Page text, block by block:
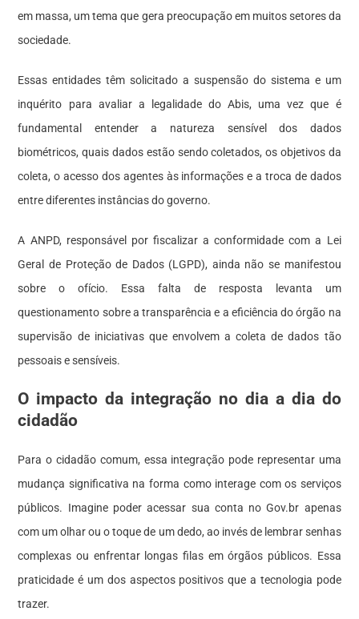
em massa, um tema que gera preocupação em muitos setores da
sociedade.
Essas entidades têm solicitado a suspensão do sistema e um
inquérito para avaliar a legalidade do Abis, uma vez que é
fundamental entender a natureza sensível dos dados
biométricos, quais dados estão sendo coletados, os objetivos da
coleta, o acesso dos agentes às informações e a troca de dados
entre diferentes instâncias do governo.
A ANPD, responsável por fiscalizar a conformidade com a Lei
Geral de Proteção de Dados (LGPD), ainda não se manifestou
sobre o ofício. Essa falta de resposta levanta um
questionamento sobre a transparência e a eficiência do órgão na
supervisão de iniciativas que envolvem a coleta de dados tão
pessoais e sensíveis.
O impacto da integração no dia a dia do
cidadão
Para o cidadão comum, essa integração pode representar uma
mudança significativa na forma como interage com os serviços
públicos. Imagine poder acessar sua conta no Gov.br apenas
com um olhar ou o toque de um dedo, ao invés de lembrar senhas
complexas ou enfrentar longas filas em órgãos públicos. Essa
praticidade é um dos aspectos positivos que a tecnologia pode
trazer.